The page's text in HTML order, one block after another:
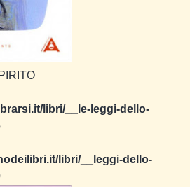
libri/__le-leggi-dello-
libri/__leggi-dello-